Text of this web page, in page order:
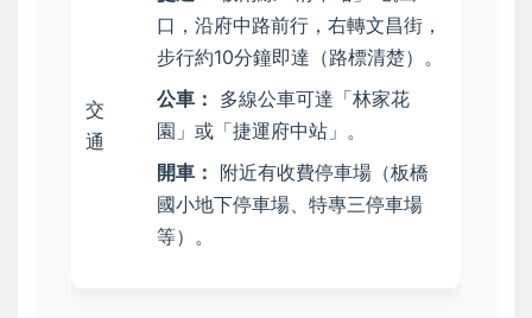
交
通
口，沿府中路前行，右轉文昌街，
步行約10分鐘即達（路標清楚）。
公車： 多線公車可達「林家花
園」或「捷運府中站」。
開車： 附近有收費停車場（板橋
國小地下停車場、特專三停車場
等）。